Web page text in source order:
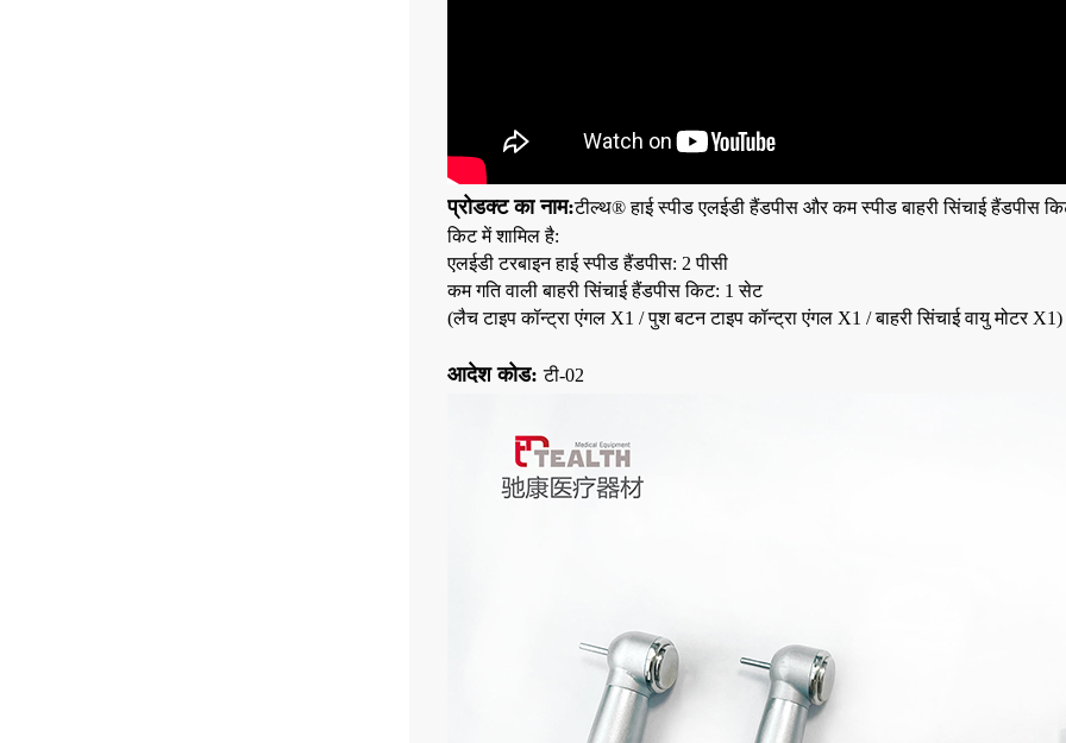
प्रोडक्ट का नाम:टील्थ® हाई स्पीड एलईडी हैंडपीस और कम स्पीड बाहरी सिंचाई हैंडपीस
किट में शामिल है:
एलईडी टरबाइन हाई स्पीड हैंडपीस: 2 पीसी
कम गति वाली बाहरी सिंचाई हैंडपीस किट: 1 सेट
(लैच टाइप कॉन्ट्रा एंगल X1 / पुश बटन टाइप कॉन्ट्रा एंगल X1 / बाहरी सिंचाई वायु मोटर X1)
आदेश कोड:टी-02